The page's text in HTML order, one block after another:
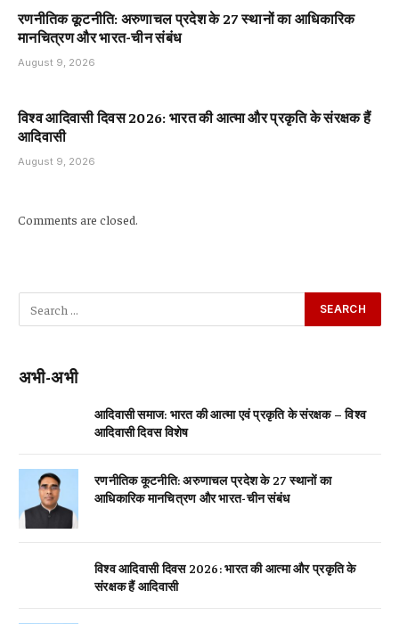
रणनीतिक कूटनीति: अरुणाचल प्रदेश के 27 स्थानों का आधिकारिक
मानचित्रण और भारत-चीन संबंध
August 9, 2026
विश्व आदिवासी दिवस 2026: भारत की आत्मा और प्रकृति के संरक्षक हैं
आदिवासी
August 9, 2026
Comments are closed.
अभी-अभी
आदिवासी समाज: भारत की आत्मा एवं प्रकृति के संरक्षक – विश्व
आदिवासी दिवस विशेष
रणनीतिक कूटनीति: अरुणाचल प्रदेश के 27 स्थानों का
आधिकारिक मानचित्रण और भारत-चीन संबंध
विश्व आदिवासी दिवस 2026: भारत की आत्मा और प्रकृति के
संरक्षक हैं आदिवासी